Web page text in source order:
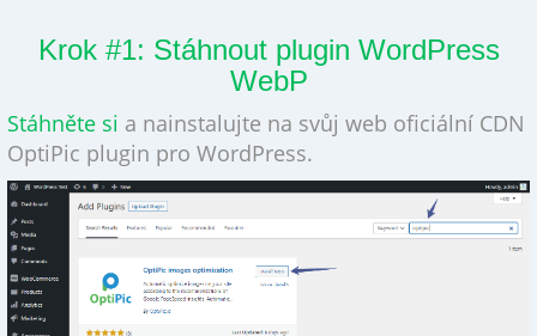
Krok #1: Stáhnout plugin WordPress
WebP
Stáhněte si a nainstalujte na svůj web oficiální CDN
OptiPic plugin pro WordPress.